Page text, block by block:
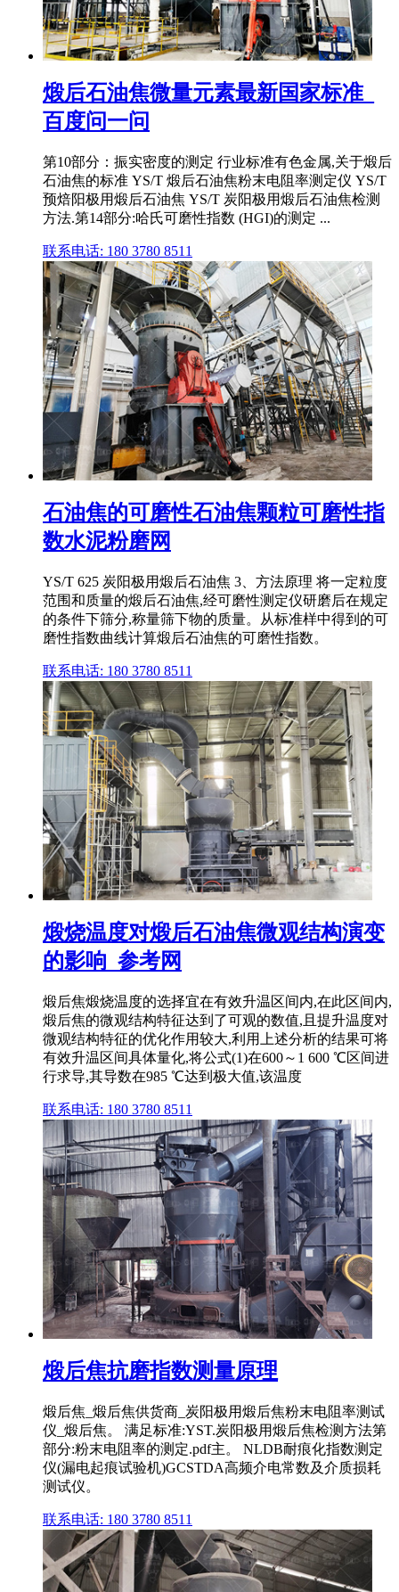
煅后石油焦微量元素最新国家标准_
百度问一问
第10部分：振实密度的测定 行业标准有色金属,关于煅后
石油焦的标准 YS/T 煅后石油焦粉末电阻率测定仪 YS/T
预焙阳极用煅后石油焦 YS/T 炭阳极用煅后石油焦检测
方法.第14部分:哈氏可磨性指数 (HGI)的测定 ...
联系电话: 180 3780 8511
石油焦的可磨性石油焦颗粒可磨性指
数水泥粉磨网
YS/T 625 炭阳极用煅后石油焦 3、方法原理 将一定粒度
范围和质量的煅后石油焦,经可磨性测定仪研磨后在规定
的条件下筛分,称量筛下物的质量。从标准样中得到的可
磨性指数曲线计算煅后石油焦的可磨性指数。
联系电话: 180 3780 8511
煅烧温度对煅后石油焦微观结构演变
的影响_参考网
煅后焦煅烧温度的选择宜在有效升温区间内,在此区间内,
煅后焦的微观结构特征达到了可观的数值,且提升温度对
微观结构特征的优化作用较大,利用上述分析的结果可将
有效升温区间具体量化,将公式(1)在600～1 600 ℃区间进
行求导,其导数在985 ℃达到极大值,该温度
联系电话: 180 3780 8511
煅后焦抗磨指数测量原理
煅后焦_煅后焦供货商_炭阳极用煅后焦粉末电阻率测试
仪_煅后焦。 满足标准:YST.炭阳极用煅后焦检测方法第
部分:粉末电阻率的测定.pdf主。 NLDB耐痕化指数测定
仪(漏电起痕试验机)GCSTDA高频介电常数及介质损耗
测试仪。
联系电话: 180 3780 8511